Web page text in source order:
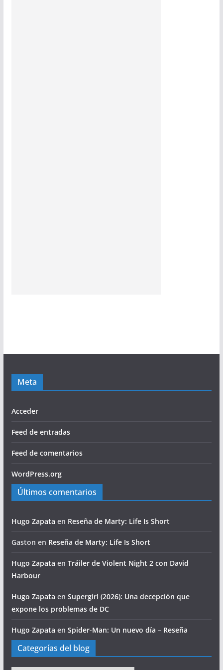
Meta
Acceder
Feed de entradas
Feed de comentarios
WordPress.org
Últimos comentarios
Hugo Zapata en Reseña de Marty: Life Is Short
Gaston en Reseña de Marty: Life Is Short
Hugo Zapata en Tráiler de Violent Night 2 con David
Harbour
Hugo Zapata en Supergirl (2026): Una decepción que
expone los problemas de DC
Hugo Zapata en Spider-Man: Un nuevo día – Reseña
Categorías del blog